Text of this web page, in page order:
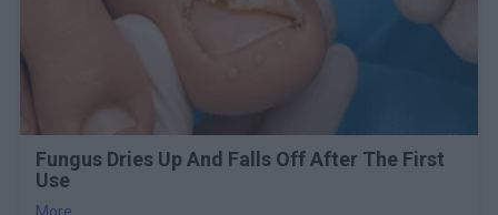
Fungus Dries Up And Falls Off After The First
Use